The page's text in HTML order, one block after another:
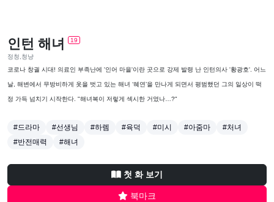
인턴 해녀 19
정청,청냥
코로나 창궐 시대! 의료인 부족난에 '인어 마을'이란 곳으로 강제 발령 난 인턴의사 '황광호'. 어느
날, 해변에서 무방비하게 옷을 벗고 있는 해녀 ‘혜연’을 만나게 되면서 평범했던 그의 일상이 떡
정 가득 넘치기 시작한다. "해녀복이 저렇게 섹시한 거였나…?"
#드라마 #선생님 #하렘 #육덕 #미시 #아줌마
#처녀
#반전매력
#해녀
첫 화 보기
북마크